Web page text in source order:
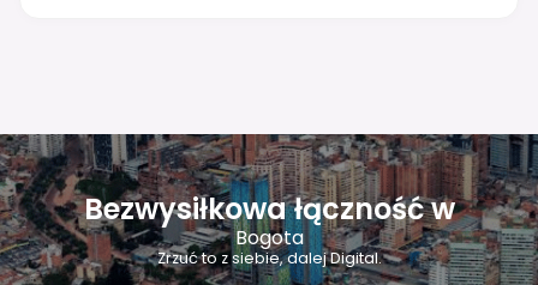
Bezwysiłkowa łączność w
Bogota
Zrzuć to z siebie, dalej Digital.